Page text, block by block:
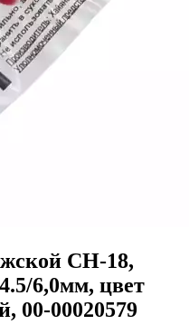
CH-18,
6,0мм, цвет
00-00020579